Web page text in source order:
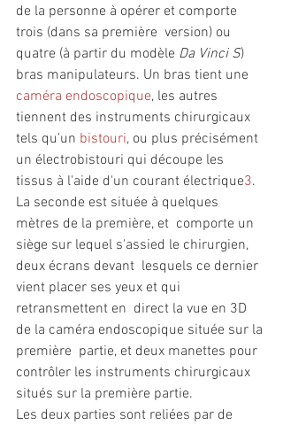
de la personne à opérer et comporte
trois (dans sa première  version) ou
quatre (à partir du modèle Da Vinci S)
bras manipulateurs. Un bras tient une
caméra endoscopique, les autres
tiennent des instruments chirurgicaux
tels qu'un bistouri, ou plus précisément
un électrobistouri qui découpe les
tissus à l'aide d'un courant électrique3.
La seconde est située à quelques
mètres de la première, et  comporte un
siège sur lequel s'assied le chirurgien,
deux écrans devant  lesquels ce dernier
vient placer ses yeux et qui
retransmettent en  direct la vue en 3D
de la caméra endoscopique située sur la
première  partie, et deux manettes pour
contrôler les instruments chirurgicaux
situés sur la première partie.
Les deux parties sont reliées par de